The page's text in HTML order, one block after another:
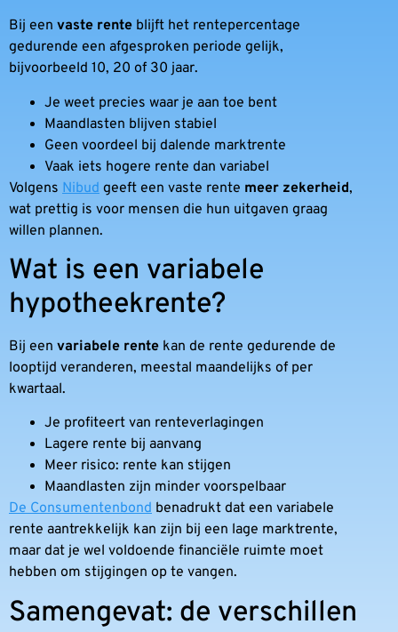
Bij een vaste rente blijft het rentepercentage
gedurende een afgesproken periode gelijk,
bijvoorbeeld 10, 20 of 30 jaar.
Je weet precies waar je aan toe bent
Maandlasten blijven stabiel
Geen voordeel bij dalende marktrente
Vaak iets hogere rente dan variabel
Volgens Nibud geeft een vaste rente meer zekerheid,
wat prettig is voor mensen die hun uitgaven graag
willen plannen.
Wat is een variabele
hypotheekrente?
Bij een variabele rente kan de rente gedurende de
looptijd veranderen, meestal maandelijks of per
kwartaal.
Je profiteert van renteverlagingen
Lagere rente bij aanvang
Meer risico: rente kan stijgen
Maandlasten zijn minder voorspelbaar
De Consumentenbond benadrukt dat een variabele
rente aantrekkelijk kan zijn bij een lage marktrente,
maar dat je wel voldoende financiële ruimte moet
hebben om stijgingen op te vangen.
Samengevat: de verschillen